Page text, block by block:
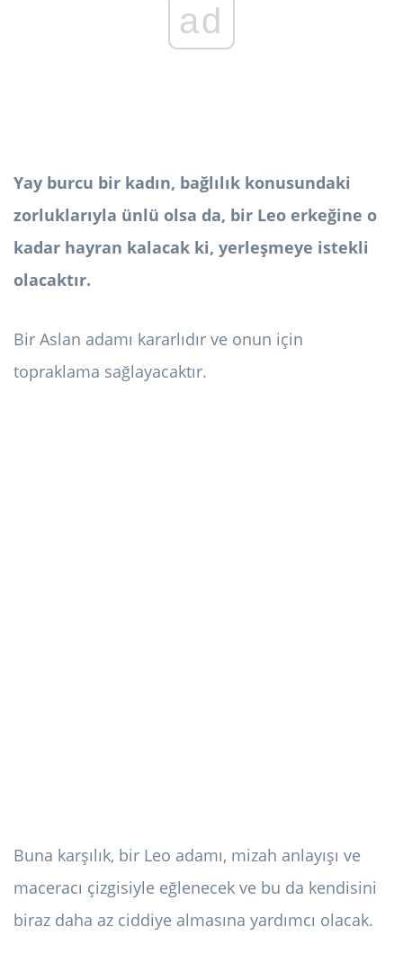
ad
Yay burcu bir kadın, bağlılık konusundaki
zorluklarıyla ünlü olsa da, bir Leo erkeğine o
kadar hayran kalacak ki, yerleşmeye istekli
olacaktır.
Bir Aslan adamı kararlıdır ve onun için
topraklama sağlayacaktır.
Buna karşılık, bir Leo adamı, mizah anlayışı ve
maceracı çizgisiyle eğlenecek ve bu da kendisini
biraz daha az ciddiye almasına yardımcı olacak.